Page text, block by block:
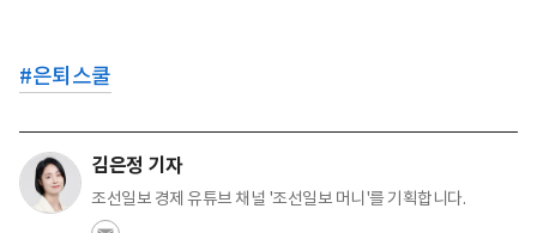
#은퇴스쿨
김은정 기자
조선일보 경제 유튜브 채널 '조선일보 머니'를 기획합니다.